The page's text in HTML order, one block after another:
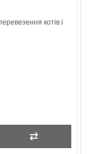
котів і